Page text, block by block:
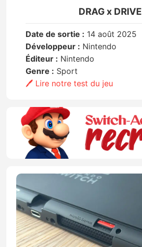
DRAG x DRIVE
Date de sortie : 14 août 2025
Développeur : Nintendo
Éditeur : Nintendo
Genre : Sport
🖊️ Lire notre test du jeu